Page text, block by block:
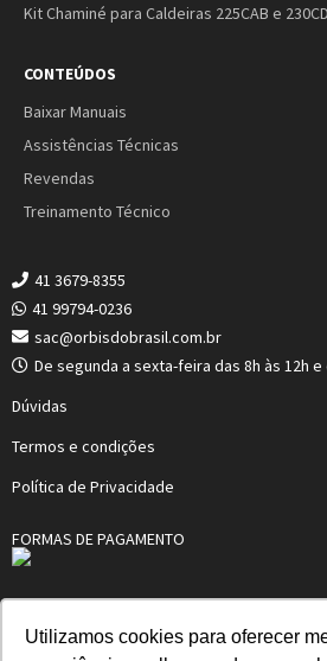
Utilizamos cookies para oferecer
Kit Chaminé para Caldeiras 225CAB e
CONTEÚDOS
Baixar Manuais
Assistências Técnicas
Revendas
Treinamento Técnico
41 3679-8355
41 99794-0236
sac@orbisdobrasil.com.br
De segunda a sexta-feira das 8h às 12h e
Dúvidas
Termos e condições
Política de Privacidade
FORMAS DE PAGAMENTO
ORBIS MERTIG DO